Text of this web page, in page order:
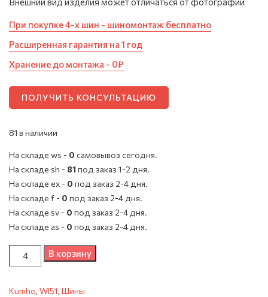
При покупке 4-х шин - шиномонтаж бесплатно
Расширенная гарантия на 1 год
Хранение до монтажа - 0₽
ПОЛУЧИТЬ КОНСУЛЬТАЦИЮ
81 в наличии
На складе ws - 0 cамовывоз сегодня.
На складе sh - 81под заказ 1-2 дня.
На складе ex - 0 под заказ 2-4 дня.
На складе f - 0 под заказ 2-4 дня.
На складе sv - 0 под заказ 2-4 дня.
На складе as - 0 под заказ 2-4 дня.
КоличествоВ корзину
Kumho, WI51, Шины